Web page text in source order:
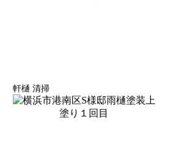
軒樋 清掃